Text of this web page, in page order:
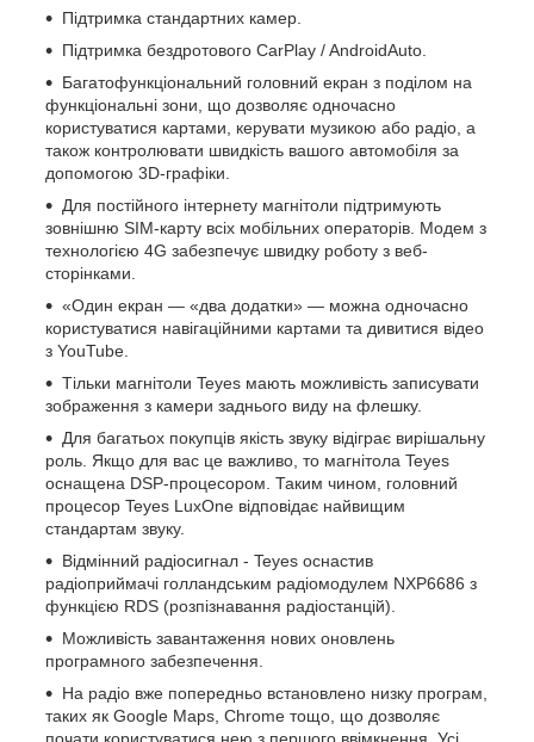
Підтримка стандартних камер.
Підтримка бездротового CarPlay / AndroidAuto.
Багатофункціональний головний екран з поділом на
функціональні зони, що дозволяє одночасно
користуватися картами, керувати музикою або радіо, а
також контролювати швидкість вашого автомобіля за
допомогою 3D-графіки.
Для постійного інтернету магнітоли підтримують
зовнішню SIM-карту всіх мобільних операторів. Модем з
технологією 4G забезпечує швидку роботу з веб-
сторінками.
«Один екран — «два додатки» — можна одночасно
користуватися навігаційними картами та дивитися відео
з YouTube.
Тільки магнітоли Teyes мають можливість записувати
зображення з камери заднього виду на флешку.
Для багатьох покупців якість звуку відіграє вирішальну
роль. Якщо для вас це важливо, то магнітола Teyes
оснащена DSP-процесором. Таким чином, головний
процесор Teyes LuxOne відповідає найвищим
стандартам звуку.
Відмінний радіосигнал - Teyes оснастив
радіоприймачі голландським радіомодулем NXP6686 з
функцією RDS (розпізнавання радіостанцій).
Можливість завантаження нових оновлень
програмного забезпечення.
На радіо вже попередньо встановлено низку програм,
таких як Google Maps, Chrome тощо, що дозволяє
почати користуватися нею з першого ввімкнення. Усі